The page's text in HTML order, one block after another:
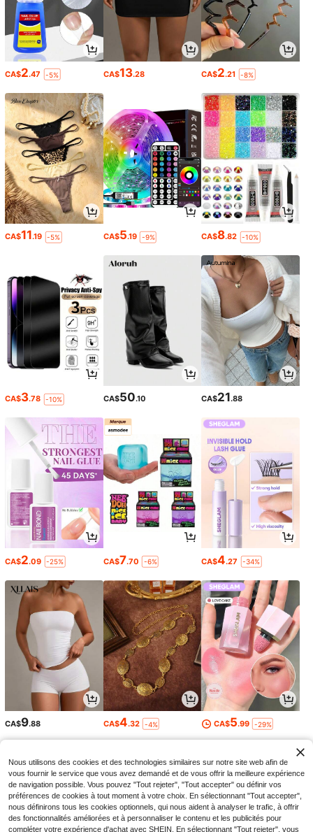
CA$2.47 -5% CA$13.28 CA$2.21 -8%
CA$11.19 -5% CA$5.19 -9% CA$8.82 -10%
CA$3.78 -10% CA$50.10 CA$21.88
CA$2.09 -25% CA$7.70 -6% CA$4.27 -34%
CA$9.88 CA$4.32 -4% CA$5.99 -29%
Nous utilisons des cookies et des technologies similaires sur notre site web afin de
vous fournir le service que vous avez demandé et de vous offrir la meilleure expérience
de navigation possible. Vous pouvez "Tout rejeter", "Tout accepter" ou définir vos
préférences de cookies à tout moment à votre choix. En sélectionnant "Tout accepter",
nous définirons tous les cookies optionnels, qui nous aident à analyser le trafic, à offrir
des fonctionnalités améliorées et à personnaliser le contenu et les publicités pour
compléter votre expérience d'achat avec SHEIN. En sélectionnant "Tout rejeter", vous